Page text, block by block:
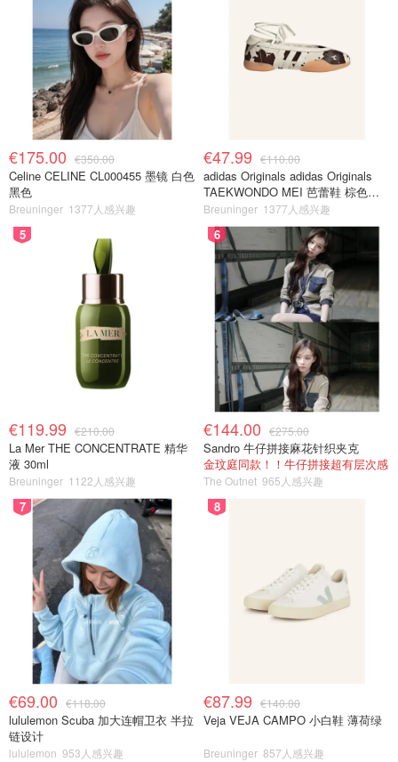
€175.00 €350.00
Celine CELINE CL000455 墨镜 白色
黑色
Breuninger 1377人感兴趣
€47.99 €110.00
adidas Originals adidas Originals
TAEKWONDO MEI 芭蕾鞋 棕色米
色
Breuninger 1377人感兴趣
5
€119.99 €210.00
La Mer THE CONCENTRATE 精华
液 30ml
Breuninger 1122人感兴趣
6
€144.00 €275.00
Sandro 牛仔拼接麻花针织夹克
金玟庭同款！！牛仔拼接超有层次感
The Outnet 965人感兴趣
7
€69.00 €118.00
lululemon Scuba 加大连帽卫衣 半拉
链设计
lululemon 953人感兴趣
8
€87.99 €140.00
Veja VEJA CAMPO 小白鞋 薄荷绿
Breuninger 857人感兴趣